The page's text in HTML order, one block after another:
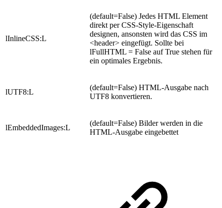
lInlineCSS:L
(default=False) Jedes HTML Element
direkt per CSS-Style-Eigenschaft
designen, ansonsten wird das CSS im
<header> eingefügt. Sollte bei
lFullHTML = False auf True stehen für
ein optimales Ergebnis.
lUTF8:L
(default=False) HTML-Ausgabe nach
UTF8 konvertieren.
lEmbeddedImages:L
(default=False) Bilder werden in die
HTML-Ausgabe eingebettet